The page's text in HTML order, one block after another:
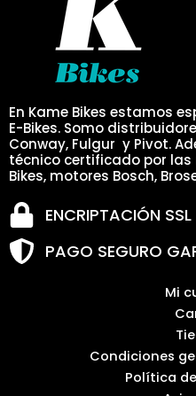
En Kame Bikes estamos
E-Bikes. Somo
Conway, Fulgur y Pivot.
técnico certificado por
Bikes, motores Bosch,
ENCRIPTACIÓN
PAGO SEGURO
Mi
Condiciones
Política